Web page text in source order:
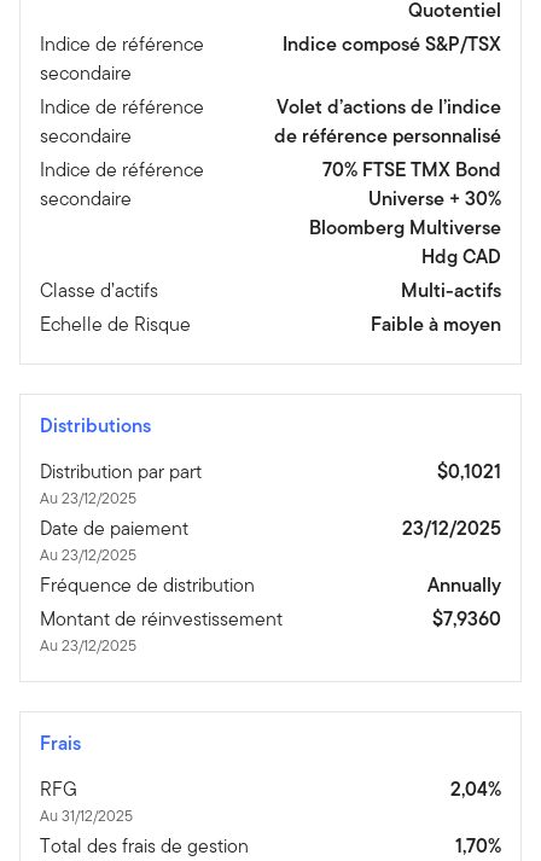
Quotentiel
Indice de référence
secondaire
Indice composé S&P/TSX
Indice de référence
secondaire
Volet d’actions de l’indice
de référence personnalisé
Indice de référence
secondaire
70% FTSE TMX Bond
Universe + 30%
Bloomberg Multiverse
Hdg CAD
Classe d’actifs
Multi-actifs
Echelle de Risque
Faible à moyen
Distributions
Distribution par part
Au 23/12/2025
$0,1021
Date de paiement
Au 23/12/2025
23/12/2025
Fréquence de distribution
Annually
Montant de réinvestissement
Au 23/12/2025
$7,9360
Frais
RFG
Au 31/12/2025
2,04%
Total des frais de gestion 1,70%